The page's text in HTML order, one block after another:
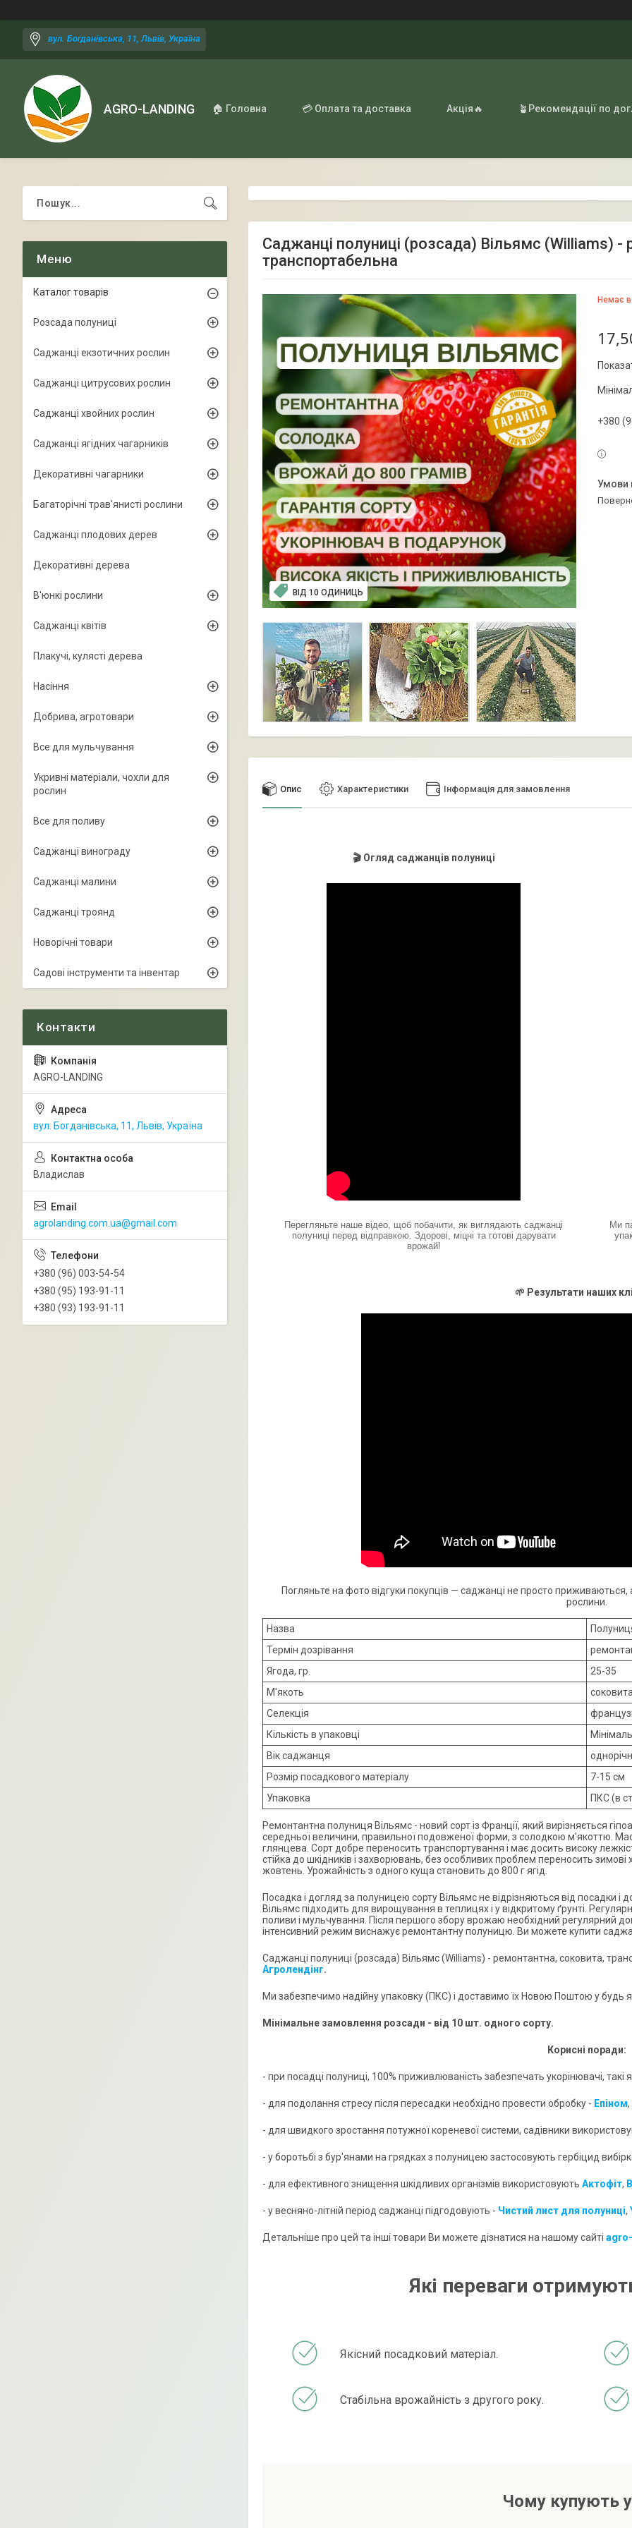
вул. Богданівська, 11, Львів, Україна
AGRO-LANDING 🏠 Головна 💳 Оплата та доставка Акція🔥 🪴Рекомендації по
Саджанці полуниці (розсада) Вільямс (Williams) -
транспортабельна
ВІД 10 ОДИНИЦЬ
Немає в
+380
Опис Характеристики Інформація для замовлення
🎬 Огляд саджанців полуниці
Перегляньте наше відео, щоб побачити, як виглядають саджанці
полуниці перед відправкою. Здорові, міцні та готові дарувати
врожай!
Ми
🌱 Результати наших
Погляньте на фото відгуки покупців — саджанці не просто
рослини.
Назва
Термін дозрівання
Ягода, гр.
25-35
М'якоть
Селекція
Кількість в упаковці
Вік саджанця
Розмір посадкового матеріалу
7-15 см
Упаковка
ПКС (в
Ремонтантна полуниця Вільямс - новий сорт із Франції, який вирізняється
середньої величини, правильної подовженої форми, з солодкою м'якоттю.
глянцева. Сорт добре переносить транспортування і має досить високу
стійка до шкідників і захворювань, без особливих проблем переносить
жовтень. Урожайність з одного куща становить до 800 г ягід.
Посадка і догляд за полуницею сорту Вільямс не відрізняються від посадки
Вільямс підходить для вирощування в теплицях і у відкритому ґрунті.
поливи і мульчування. Після першого збору врожаю необхідний регулярний
інтенсивний режим виснажує ремонтантну полуницю. Ви можете купити
Саджанці полуниці (розсада) Вільямс (Williams) - ремонтантна, соковита,
Агролендінг.
Ми забезпечимо надійну упаковку (ПКС) і доставимо їх Новою Поштою у будь
Мінімальне замовлення розсади - від 10 шт. одного сорту.
Корисні поради:
- при посадці полуниці, 100% приживлюваність забезпечать укорінювачі, такі
- для подолання стресу після пересадки необхідно провести обробку - Епіном,
- для швидкого зростання потужної кореневої системи, садівники
- у боротьбі з бур'янами на грядках з полуницею застосовують гербіцид
- для ефективного знищення шкідливих організмів використовують Актофіт,
- у весняно-літній період саджанці підгодовують - Чистий лист для полуниці,
Детальніше про цей та інші товари Ви можете дізнатися на нашому сайті
Які переваги
Якісний посадковий матеріал.
Стабільна врожайність з другого року.
Чому купують
Каталог товарів
Розсада полуниці
Саджанці екзотичних рослин
Саджанці цитрусових рослин
Саджанці хвойних рослин
Саджанці ягідних чагарників
Декоративні чагарники
Багаторічні трав'янисті рослини
Саджанці плодових дерев
Декоративні дерева
В'юнкі рослини
Саджанці квітів
Плакучі, кулясті дерева
Насіння
Добрива, агротовари
Все для мульчування
Укривні матеріали, чохли для
рослин
Все для поливу
Саджанці винограду
Саджанці малини
Саджанці троянд
Новорічні товари
Садові інструменти та інвентар
AGRO-LANDING
вул. Богданівська, 11, Львів, Україна
Владислав
agrolanding.com.ua@gmail.com
+380 (96) 003-54-54
+380 (95) 193-91-11
+380 (93) 193-91-11